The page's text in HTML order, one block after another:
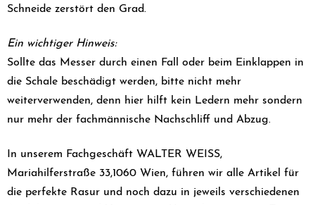
Schneide zerstört den Grad.
Ein wichtiger Hinweis:
Sollte das Messer durch einen Fall oder beim Einklappen in
die Schale beschädigt werden, bitte nicht mehr
weiterverwenden, denn hier hilft kein Ledern mehr sondern
nur mehr der fachmännische Nachschliff und Abzug.
In unserem Fachgeschäft WALTER WEISS,
Mariahilferstraße 33,1060 Wien, führen wir alle Artikel für
die perfekte Rasur und noch dazu in jeweils verschiedenen